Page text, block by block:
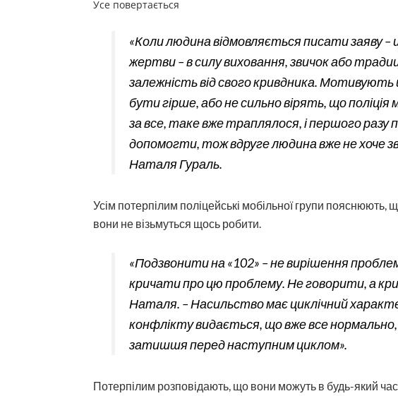
Усе повертається
«Коли людина відмовляється писати заяву –
жертви – в силу виховання, звичок або
залежність від свого кривдника.
бути гірше, або не сильно вірять, що
за все, таке вже траплялося, і першого разу
допомогти, тож вдруге людина вже не хоче
Наталя Гураль.
Усім потерпілим поліцейські мобільної групи пояснюють,
вони не візьмуться щось робити.
«Подзвонити на «102» – не вирішення
кричати про цю проб­лему. Не говорити, а
Наталя. – Насильство має циклічний
конфлікту видається, що вже все
затишшя перед наступним циклом».
Потерпілим розповідають, що вони можуть в будь-який